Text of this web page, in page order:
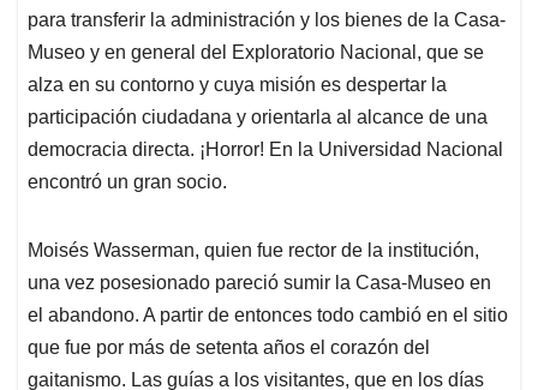
para transferir la administración y los bienes de la Casa-
Museo y en general del Exploratorio Nacional, que se
alza en su contorno y cuya misión es despertar la
participación ciudadana y orientarla al alcance de una
democracia directa. ¡Horror! En la Universidad Nacional
encontró un gran socio.
Moisés Wasserman, quien fue rector de la institución,
una vez posesionado pareció sumir la Casa-Museo en
el abandono. A partir de entonces todo cambió en el sitio
que fue por más de setenta años el corazón del
gaitanismo. Las guías a los visitantes, que en los días